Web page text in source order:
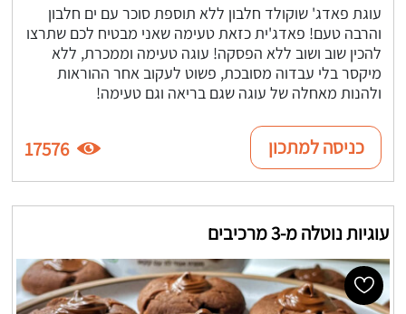
עוגת פאדג' שוקולד חלבון ללא תוספת סוכר עם ים חלבון
והרבה טעם! פאדג'ית כזאת טעימה שאני מבטיח לכם שתרצו
להכין שוב ושוב ללא הפסקה! עוגה טעימה וממכרת, ללא
מיקסר בלי עבדוה מסובכת, פשוט לעקוב אחר ההוראות
ולהנות מאחלה של עוגה שגם בריאה וגם טעימה!
כניסה למתכון 17576
עוגיות נוטלה מ-3 מרכיבים